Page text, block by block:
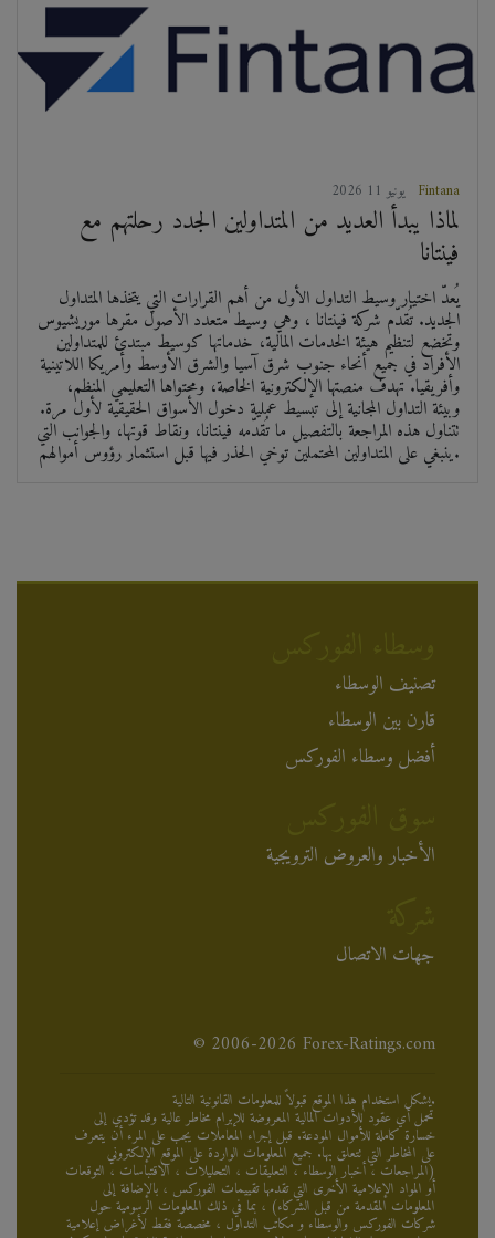
2026 يونيو 11 Fintana
لماذا يبدأ العديد من المتداولين الجدد رحلتهم مع
فينتانا
يُعدّ اختيار وسيط التداول الأول من أهم القرارات التي يتخذها المتداول
الجديد. تُقدّم شركة فينتانا ، وهي وسيط متعدد الأصول مقرها موريشيوس
وتخضع لتنظيم هيئة الخدمات المالية، خدماتها كوسيط مبتدئ للمتداولين
الأفراد في جميع أنحاء جنوب شرق آسيا والشرق الأوسط وأمريكا اللاتينية
وأفريقيا. تهدف منصتها الإلكترونية الخاصة، ومحتواها التعليمي المنظم،
وبيئة التداول المجانية إلى تبسيط عملية دخول الأسواق الحقيقية لأول مرة.
تتناول هذه المراجعة بالتفصيل ما تُقدّمه فينتانا، ونقاط قوتها، والجوانب التي
ينبغي على المتداولين المحتملين توخي الحذر فيها قبل استثمار رؤوس أموالهم.
تصنيف الوسطاء
قارن بين الوسطاء
أفضل وسطاء الفوركس
الأخبار والعروض الترويجية
جهات الاتصال
© 2006-2026 Forex-Ratings.com
يشكل استخدام هذا الموقع قبولاً للمعلومات القانونية التالية.
تحمل أي عقود للأدوات المالية المعروضة للإبرام مخاطر عالية وقد تؤدي إلى
خسارة كاملة للأموال المودعة. قبل إجراء المعاملات يجب على المرء أن يتعرف
على المخاطر التي تتعلق بها. جميع المعلومات الواردة على الموقع الإلكتروني
(المراجعات ، أخبار الوسطاء ، التعليقات ، التحليلات ، الاقتباسات ، التوقعات
أو المواد الإعلامية الأخرى التي تقدمها تقييمات الفوركس ، بالإضافة إلى
المعلومات المقدمة من قبل الشركاء) ، بما في ذلك المعلومات الرسومية حول
شركات الفوركس والوسطاء و مكاتب التداول ، مخصصة فقط لأغراض إعلامية